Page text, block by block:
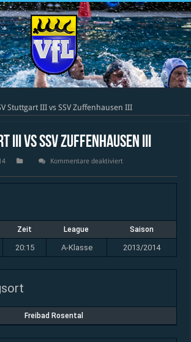
Stuttgart III vs SSV Zuffenhausen III
III vs SSV Zuffenhausen III
Kommentare deaktiviertfür
Stuttgart
III
Zeit League Saison
20:15 A-Klasse 2013/2014
Freibad Rosental